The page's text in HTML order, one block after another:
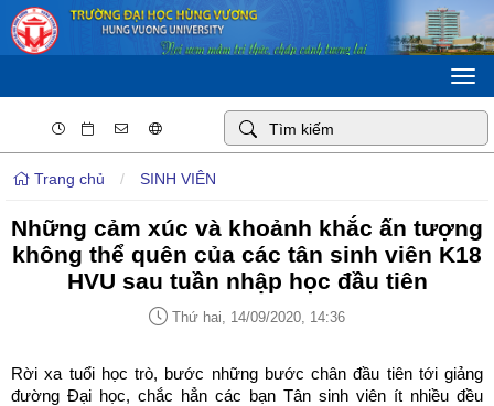
Trang chủ / SINH VIÊN
Những cảm xúc và khoảnh khắc ấn tượng
không thể quên của các tân sinh viên K18
HVU sau tuần nhập học đầu tiên
Thứ hai, 14/09/2020, 14:36
Rời xa tuổi học trò, bước những bước chân đầu tiên tới giảng
đường Đại học, chắc hẳn các bạn Tân sinh viên ít nhiều đều